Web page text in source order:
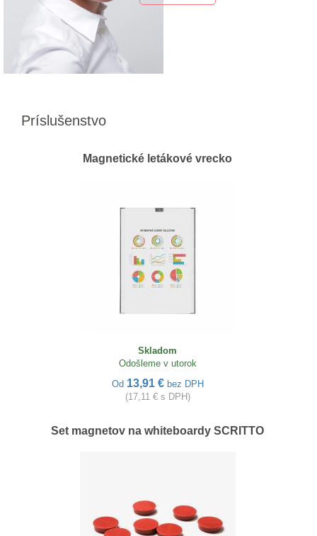
Príslušenstvo
Magnetické letákové vrecko
Skladom
Odošleme v utorok
Od 13,91 € bez DPH
(17,11 € s DPH)
Set magnetov na whiteboardy SCRITTO